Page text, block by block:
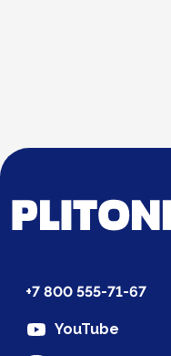
+7 800 555-71-67
YouTube